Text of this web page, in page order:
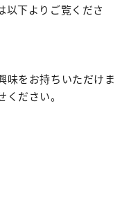
以下よりご覧くださ
味をお持ちいただけま
ください。